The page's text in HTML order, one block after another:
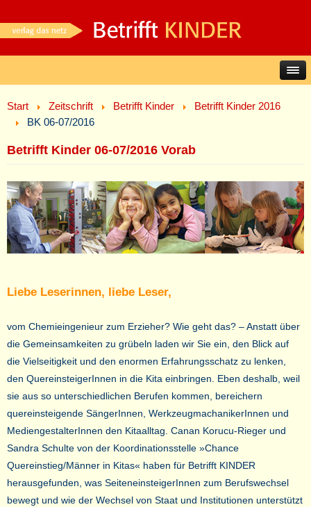
Start Zeitschrift Betrifft Kinder
Betrifft Kinder 2016
BK 06-07/2016
Betrifft Kinder 06-07/2016 Vorab
Liebe Leserinnen, liebe Leser,
vom Chemieingenieur zum Erzieher? Wie geht das? – Anstatt über
die Gemeinsamkeiten zu grübeln laden wir Sie ein, den Blick auf
die Vielseitigkeit und den enormen Erfahrungsschatz zu lenken,
den QuereinsteigerInnen in die Kita einbringen. Eben deshalb, weil
sie aus so unterschiedlichen Berufen kommen, bereichern
quereinsteigende SängerInnen, WerkzeugmachanikerInnen und
MediengestalterInnen den Kitaalltag. Canan Korucu-Rieger und
Sandra Schulte von der Koordinationsstelle »Chance
Quereinstieg/Männer in Kitas« haben für Betrifft KINDER
herausgefunden, was SeiteneinsteigerInnen zum Berufswechsel
bewegt und wie der Wechsel von Staat und Institutionen unterstützt